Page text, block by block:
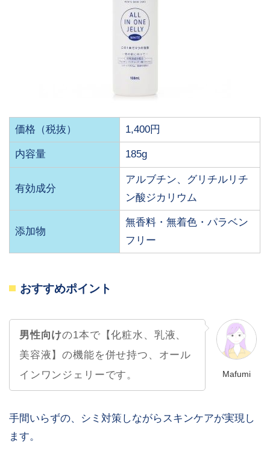
価格（税抜） 1,400円
内容量 185g
有効成分
アルブチン、グリチルリチ
ン酸ジカリウム
添加物
無香料・無着色・パラベン
フリー
おすすめポイント
Mafumi
男性向けの1本で【化粧水、乳液、
美容液】の機能を併せ持つ、オール
インワンジェリーです。
手間いらずの、シミ対策しながらスキンケアが実現し
ます。